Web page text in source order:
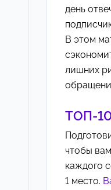
день
В этом
лишних
ТОП-10
чтобы
каждого
1 место.